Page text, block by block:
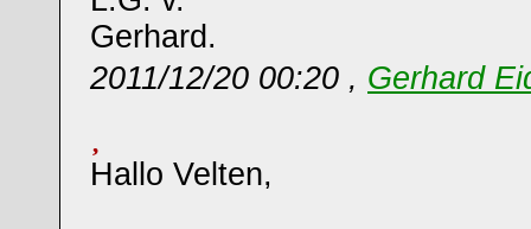
Gerhard.
2011/12/20 00:20 , Gerhard
Hallo Velten,